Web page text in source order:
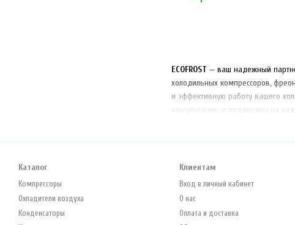
ECOFROST — ваш надежный
холодильных компрессоров,
и эффективную работу вашего
консультацию и поддержку на
Каталог
Компрессоры
Охладители воздуха
Конденсаторы
Клиентам
Вход в личный кабинет
О нас
Оплата и доставка